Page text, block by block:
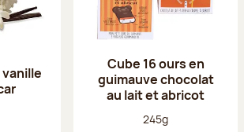
Cube 16 ours en
guimauve chocolat
au lait et abricot
Poids net :
245g